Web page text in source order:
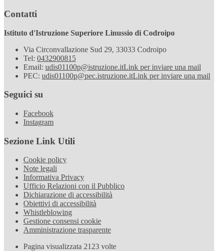
Contatti
Istituto d'Istruzione Superiore Linussio di Codroipo
Via Circonvallazione Sud 29, 33033 Codroipo
Tel: 0432900815
Email: udis01100p@istruzione.itLink per inviare una mail
PEC: udis01100p@pec.istruzione.itLink per inviare una mail
Seguici su
Facebook
Instagram
Sezione Link Utili
Cookie policy
Note legali
Informativa Privacy
Ufficio Relazioni con il Pubblico
Dichiarazione di accessibilità
Obiettivi di accessibilità
Whistleblowing
Gestione consensi cookie
Amministrazione trasparente
Pagina visualizzata 2123 volte